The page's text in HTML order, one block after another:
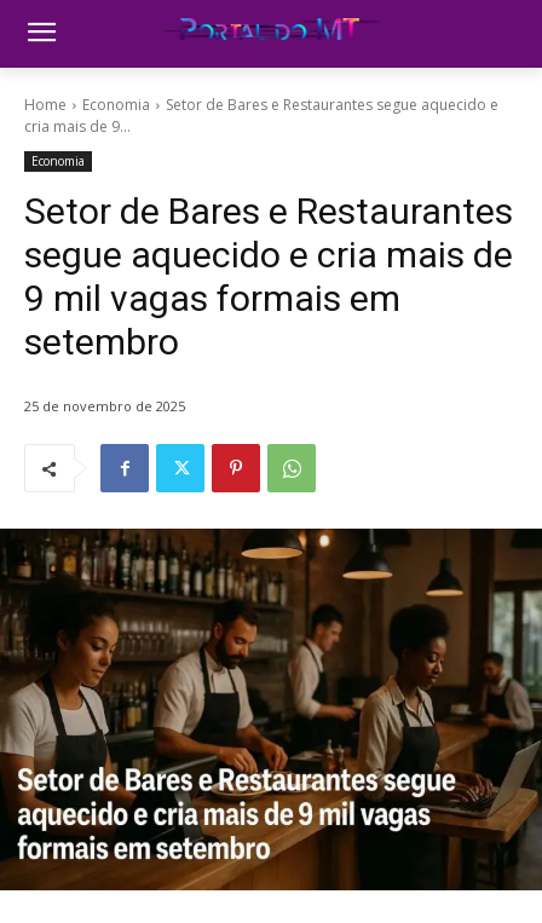
Home Economia
Setor de Bares e Restaurantes segue aquecido e
cria mais de 9...
Economia
Setor de Bares e Restaurantes
segue aquecido e cria mais de
9 mil vagas formais em
setembro
25 de novembro de 2025